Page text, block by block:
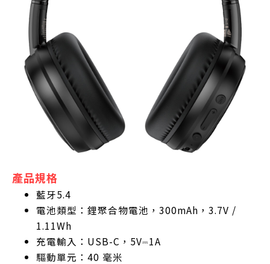
產品規格
藍牙5.4
電池類型：鋰聚合物電池，300mAh，3.7V /
1.11Wh
充電輸入：USB-C，5V⎓1A
驅動單元：40 毫米